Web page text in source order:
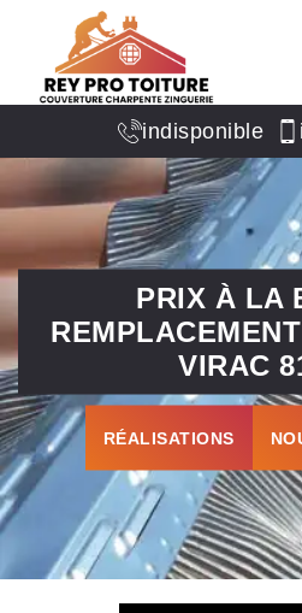
indisponible
PRIX À LA
VIRAC
RÉALISATIONS